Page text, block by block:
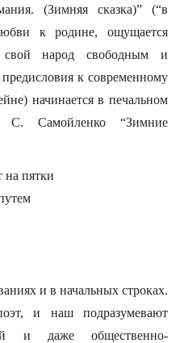
(Зимняя сказка)” (“в
к родине, ощущается
свой народ свободным и
к современному
начинается в печальном
С. Самойленко “Зимние
на пятки
и в начальных строках.
и наш подразумевают
и даже общественно-